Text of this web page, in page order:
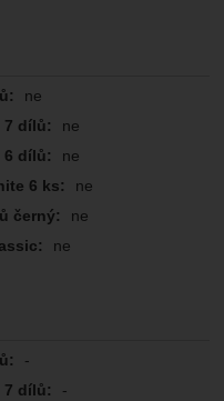
ne
ne
ne
ne
ne
ne
-
-